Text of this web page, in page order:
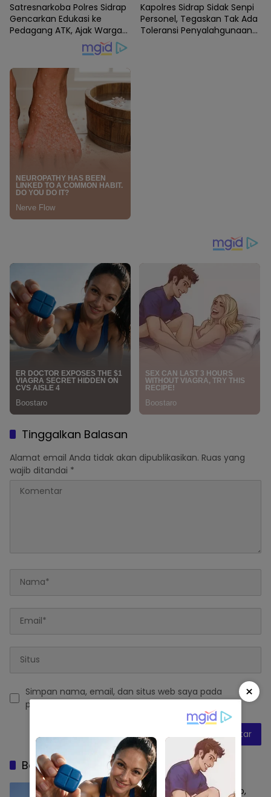
Satresnarkoba Polres Sidrap
Gencarkan Edukasi ke
Pedagang ATK, Ajak Warga
Jadi Garda Terdepan
Kapolres Sidrap Sidak Senpi
Personel, Tegaskan Tak Ada
Toleransi Penyalahgunaan
Tinggalkan Balasan
Alamat email Anda tidak akan dipublikasikan. Ruas yang
wajib ditandai *
Simpan nama, email, dan situs web saya pada
peramban ini untuk komentar saya berikutnya.
Baca Juga
Sidrap Buktikan Tangguh Hadapi El Nino,
×